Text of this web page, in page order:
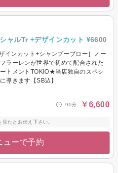
ャルTr +デザインカット ¥6600
インカット+シャンプーブロー］ノー
ラーレンが世界で初めて配合された
トメントTOKIO★当店独自のスペシ
導きます【SB込】
90分 ￥6,600
たとお伝え下さい。
ューで予約